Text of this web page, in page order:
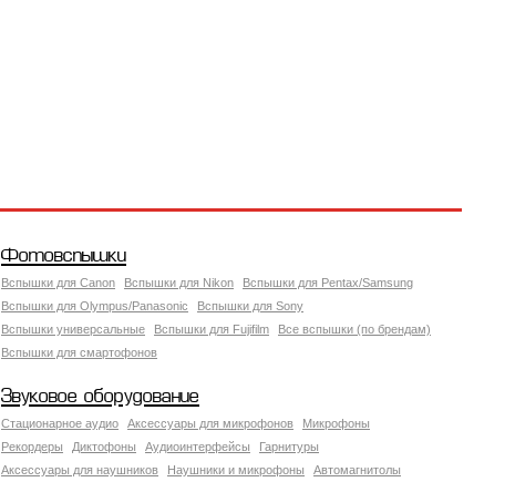
Фотовспышки
Вспышки для Canon Вспышки для Nikon
Вспышки для Pentax/Samsung
Вспышки для Olympus/Panasonic
Вспышки для Sony
Вспышки универсальные
Вспышки для Fujifilm
Все вспышки (по брендам)
Вспышки для смартофонов
Звуковое оборудование
Стационарное аудио Аксессуары для микрофонов
Микрофоны
Рекордеры
Диктофоны Аудиоинтерфейсы
Гарнитуры
Аксессуары для наушников
Наушники и микрофоны Автомагнитолы